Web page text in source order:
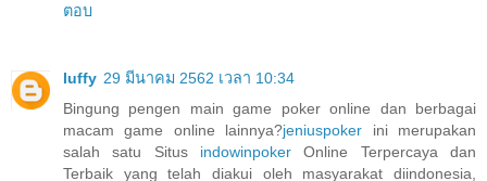
ตอบ
luffy 29 มีนาคม 2562 เวลา 10:34
Bingung pengen main game poker online dan berbagai
macam game online lainnya?jeniuspoker ini merupakan
salah satu Situs indowinpoker Online Terpercaya dan
Terbaik yang telah diakui oleh masyarakat diindonesia,